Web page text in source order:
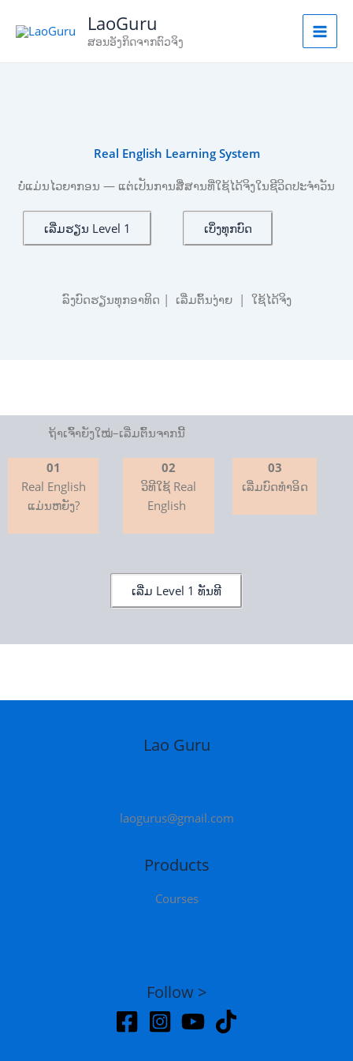
LaoGuru
ສອນອັງກິດຈາກຕົວຈິງ
Real English Learning System
ບໍ່ແມ່ນໄວຍາກອນ — ແຕ່ເປັນການສື່ສານທີ່ໃຊ້ໄດ້ຈິງໃນຊີວິດປະຈຳວັນ
ເລີ່ມຮຽນ Level 1 ເບິ່ງທຸກບົດ
ລົງບົດຮຽນທຸກອາທິດ | ເລີ່ມຕົ້ນງ່າຍ | ໃຊ້ໄດ້ຈິງ
ຖ້າເຈົ້າຍັງໃໝ່–ເລີ່ມຕົ້ນຈາກນີ້
01
Real English
ແມ່ນຫຍັງ?
02
ວິທີໃຊ້ Real
English
03
ເລີ່ມບົດທຳອິດ
ເລີ່ມ Level 1 ທັນທີ
Lao Guru
laogurus@gmail.com
Products
Courses
Follow >